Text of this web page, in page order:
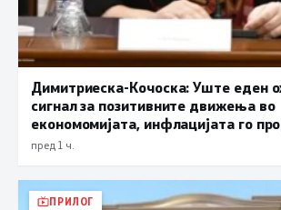
Димитриеска-Кочоска: Уште еден
сигнал за позитивните движења во
економомијата, инфлацијата го
трендот на намалување и во јули
пред 1 ч.
ПРИЛОГ